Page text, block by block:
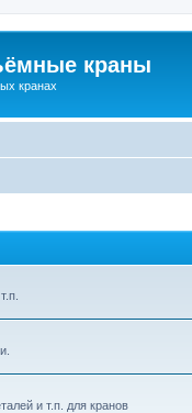
краны
кранах
и т.п. для кранов